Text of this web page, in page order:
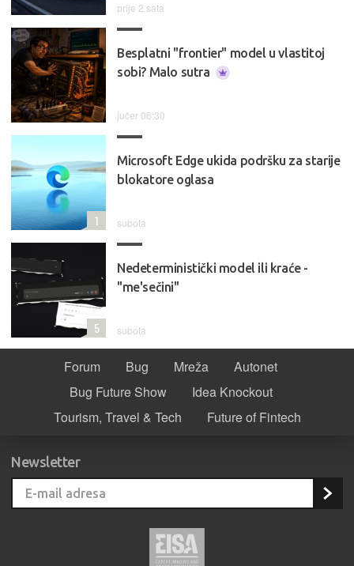
prije 2 sata
Besplatni "frontier" model u vlastitoj
sobi? Malo sutra
jučer 06:30
Microsoft Edge ukida podršku za starije
blokatore oglasa
subota
1
Nedeterministički model ili kraće -
"me'sečini"
subota
5
Forum Bug Mreža
Autonet
Bug Future Show
Idea Knockout
Tourism, Travel & Tech
Future of Fintech
Newsletter